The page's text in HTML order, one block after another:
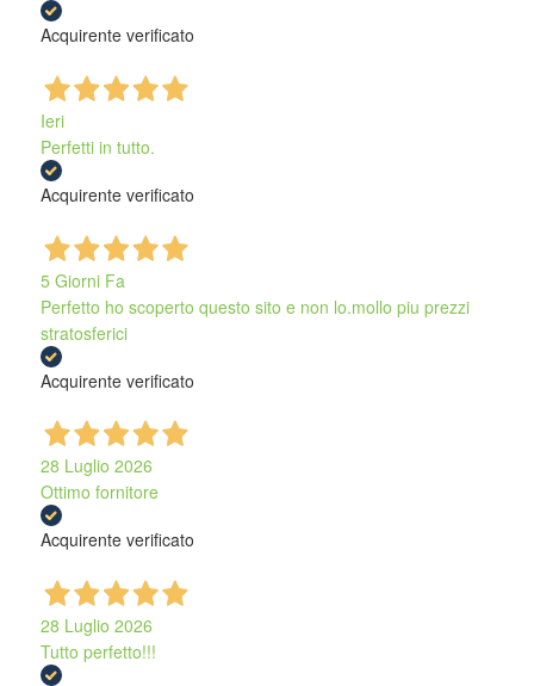
Acquirente verificato
Ieri
Perfetti in tutto.
Acquirente verificato
5 Giorni Fa
Perfetto ho scoperto questo sito e non lo.mollo piu prezzi
stratosferici
Acquirente verificato
28 Luglio 2026
Ottimo fornitore
Acquirente verificato
28 Luglio 2026
Tutto perfetto!!!